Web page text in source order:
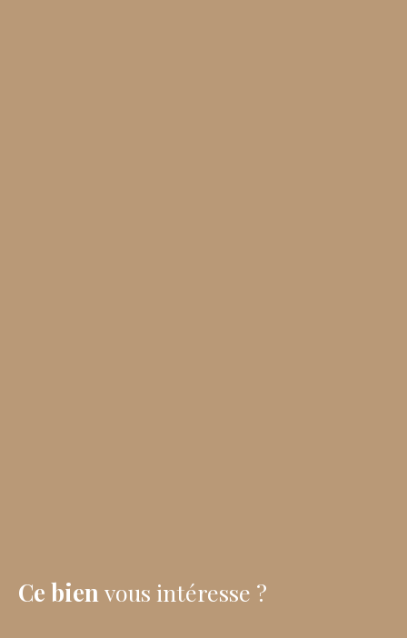
Ce bien vous intéresse ?